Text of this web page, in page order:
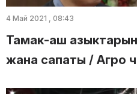
4 Май 2021 , 08:43
Тамак-аш
жана сапаты / Агро